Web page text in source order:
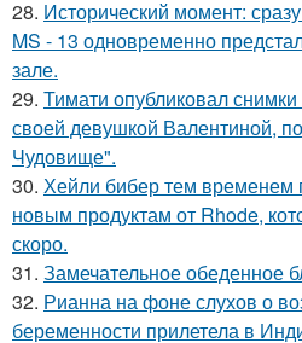
28. Исторический момент:
MS - 13 одновременно
зале.
29. Тимати опубликовал
своей девушкой Валентиной,
Чудовище".
30. Хейли бибер тем временем
новым продуктам от Rhode,
скоро.
31. Замечательное обеденное
32. Рианна на фоне слухов о
беременности прилетела в